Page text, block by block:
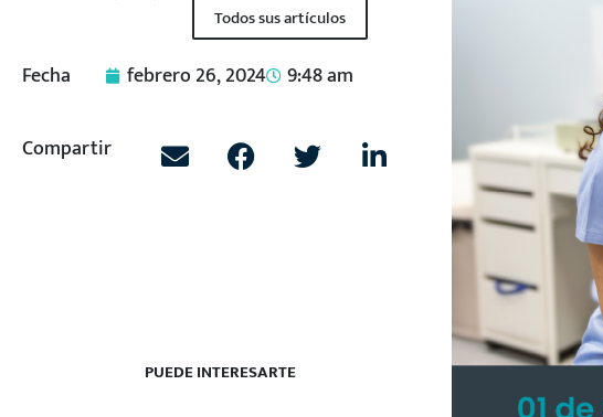
Todos sus artículos
Fecha febrero 26, 2024 9:48 am
Compartir
PUEDE INTERESARTE